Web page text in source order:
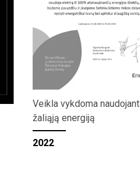
Veikla vykdoma naudojant
žaliąją energiją
2022